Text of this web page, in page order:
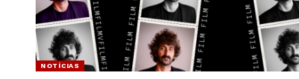
NOTÍCIAS